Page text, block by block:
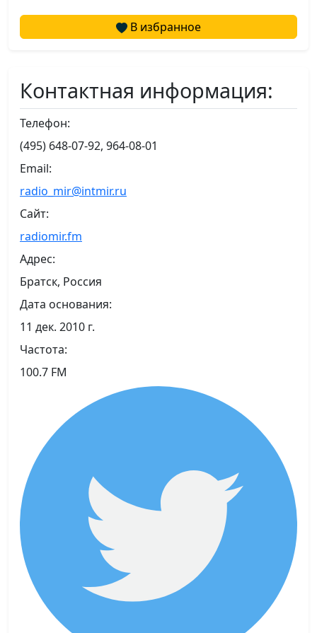
В избранное
Контактная информация:
Телефон:
(495) 648-07-92, 964-08-01
Email:
radio_mir@intmir.ru
Сайт:
radiomir.fm
Адрес:
Братск, Россия
Дата основания:
11 дек. 2010 г.
Частота:
100.7 FM